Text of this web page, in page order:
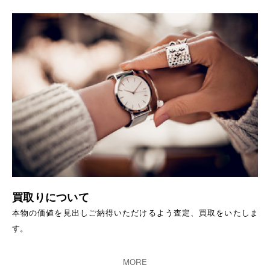
買取りについて
本物の価値を見出しご納得いただけるよう査定、買取をいたしま
す。
MORE